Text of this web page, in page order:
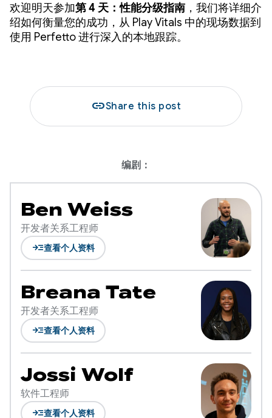
欢迎明天参加第 4 天：性能分级指南 ，我们将详细介
绍如何衡量您的成功，从 Play Vitals 中的现场数据到
使用 Perfetto 进行深入的本地跟踪。
linkShare this post
编剧：
Ben Weiss
开发者关系工程师
read_more查看个人资料
Breana Tate
开发者关系工程师
read_more查看个人资料
Jossi Wolf
软件工程师
read_more查看个人资料